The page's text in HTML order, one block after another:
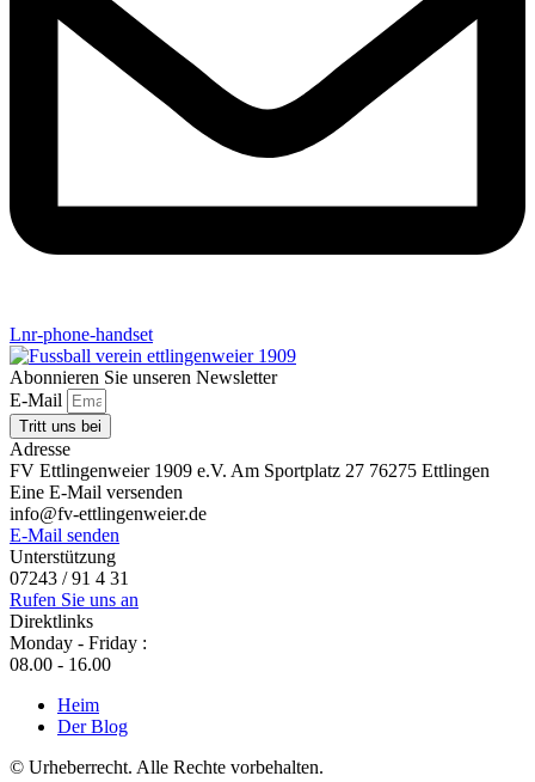
Lnr-phone-handset
Abonnieren Sie unseren Newsletter
E-Mail
Tritt uns bei
Adresse
FV Ettlingenweier 1909 e.V. Am Sportplatz 27 76275 Ettlingen
Eine E-Mail versenden
info@fv-ettlingenweier.de
E-Mail senden
Unterstützung
07243 / 91 4 31
Rufen Sie uns an
Direktlinks
Monday - Friday :
08.00 - 16.00
Heim
Der Blog
© Urheberrecht. Alle Rechte vorbehalten.